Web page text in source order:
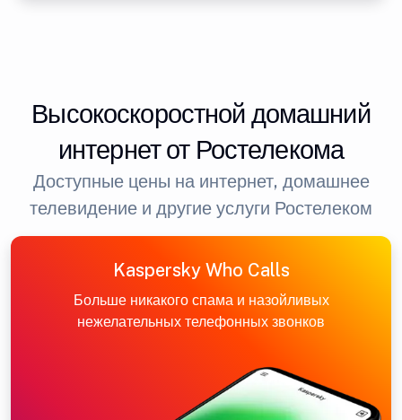
Высокоскоростной домашний
интернет от Ростелекома
Доступные цены на интернет, домашнее
телевидение и другие услуги Ростелеком
Kaspersky Who Calls
Больше никакого спама и назойливых
нежелательных телефонных звонков